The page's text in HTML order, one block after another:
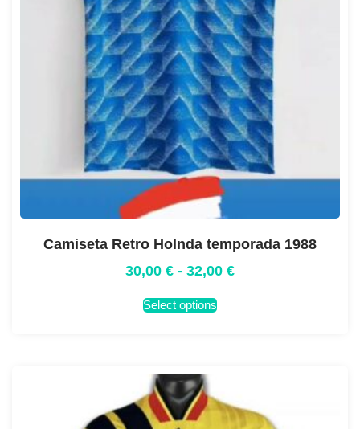
Camiseta Retro Holnda temporada 1988
30,00 € - 32,00 €
Select options